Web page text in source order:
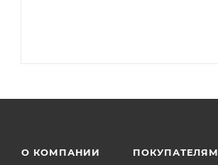
О КОМПАНИИ ПОКУПАТЕЛЯМ